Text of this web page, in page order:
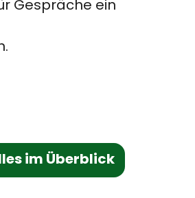
Gespräche ein
im Überblick